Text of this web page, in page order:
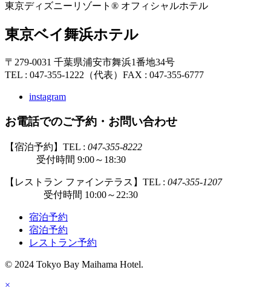
東京ディズニーリゾート® オフィシャルホテル
東京ベイ舞浜ホテル
〒279-0031 千葉県浦安市舞浜1番地34号
TEL : 047-355-1222（代表） FAX : 047-355-6777
instagram
お電話でのご予約・お問い合わせ
【宿泊予約】TEL : 047-355-8222
受付時間 9:00～18:30
【レストラン ファインテラス】TEL : 047-355-1207
受付時間 10:00～22:30
宿泊予約
宿泊予約
レストラン予約
© 2024 Tokyo Bay Maihama Hotel.
×